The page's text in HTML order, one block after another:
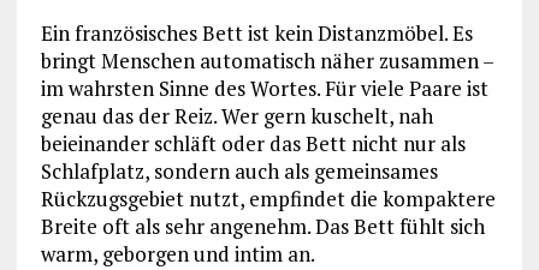
Ein französisches Bett ist kein Distanzmöbel. Es
bringt Menschen automatisch näher zusammen –
im wahrsten Sinne des Wortes. Für viele Paare ist
genau das der Reiz. Wer gern kuschelt, nah
beieinander schläft oder das Bett nicht nur als
Schlafplatz, sondern auch als gemeinsames
Rückzugsgebiet nutzt, empfindet die kompaktere
Breite oft als sehr angenehm. Das Bett fühlt sich
warm, geborgen und intim an.